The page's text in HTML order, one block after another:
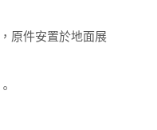
原件安置於地面展